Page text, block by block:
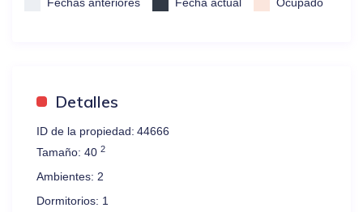
Fechas anteriores Fecha actual Ocupado
Detalles
ID de la propiedad: 44666
Tamaño: 402
Ambientes: 2
Dormitorios: 1